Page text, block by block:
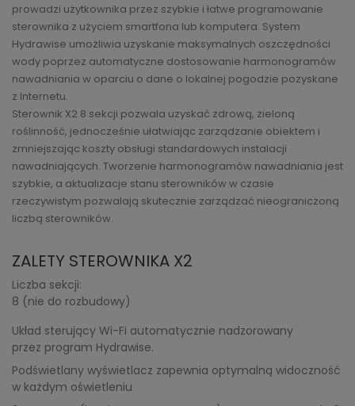
prowadzi użytkownika przez szybkie i łatwe programowanie
sterownika z użyciem smartfona lub komputera. System
Hydrawise umożliwia uzyskanie maksymalnych oszczędności
wody poprzez automatyczne dostosowanie harmonogramów
nawadniania w oparciu o dane o lokalnej pogodzie pozyskane
z Internetu.
Sterownik X2 8 sekcji pozwala uzyskać zdrową, zieloną
roślinność, jednocześnie ułatwiając zarządzanie obiektem i
zmniejszając koszty obsługi standardowych instalacji
nawadniających. Tworzenie harmonogramów nawadniania jest
szybkie, a aktualizacje stanu sterowników w czasie
rzeczywistym pozwalają skutecznie zarządzać nieograniczoną
liczbą sterowników.
ZALETY STEROWNIKA X2
Liczba sekcji:
8 (nie do rozbudowy)
Układ sterujący Wi-Fi automatycznie nadzorowany
przez program Hydrawise.
Podświetlany wyświetlacz zapewnia optymalną widoczność
w każdym oświetleniu